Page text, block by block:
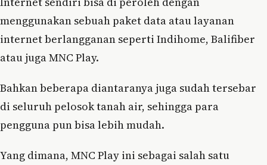
menggunakan sebuah paket data atau layanan
internet berlangganan seperti Indihome, Balifiber
atau juga MNC Play.
Bahkan beberapa diantaranya juga sudah tersebar
di seluruh pelosok tanah air, sehingga para
pengguna pun bisa lebih mudah.
Yang dimana, MNC Play ini sebagai salah satu